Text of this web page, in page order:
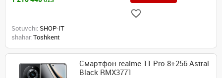
Sotuvchi: SHOP-IT
shahar: Toshkent
Смартфон realme 11 Pro 8+256 Astral
Black RMX3771